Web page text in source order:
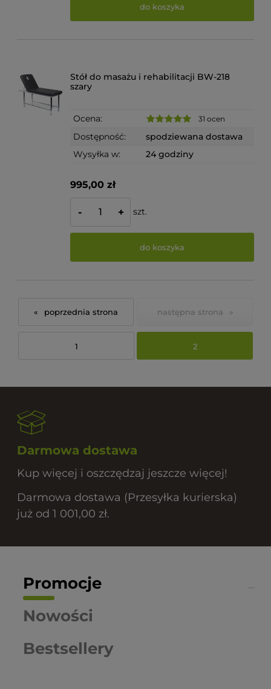
do koszyka
Stół do masażu i rehabilitacji BW-218
szary
Ocena: 31 ocen
Dostępność:
spodziewana dostawa
Wysyłka w:
24 godziny
995,00 zł
- + szt.
do koszyka
«
1 2
»
Darmowa dostawa
Kup więcej i oszczędzaj jeszcze więcej!
Darmowa dostawa (Przesyłka kurierska)
już od 1 001,00 zł.
Promocje
Nowości
Bestsellery